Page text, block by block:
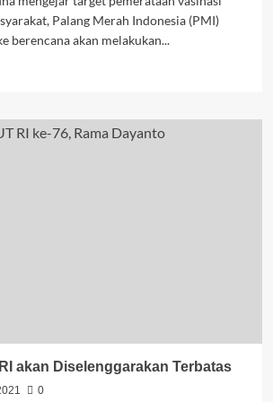
Palang Merah Indonesia (PMI)
berencana akan melakukan...
akan Diselenggarakan Terbatas
0